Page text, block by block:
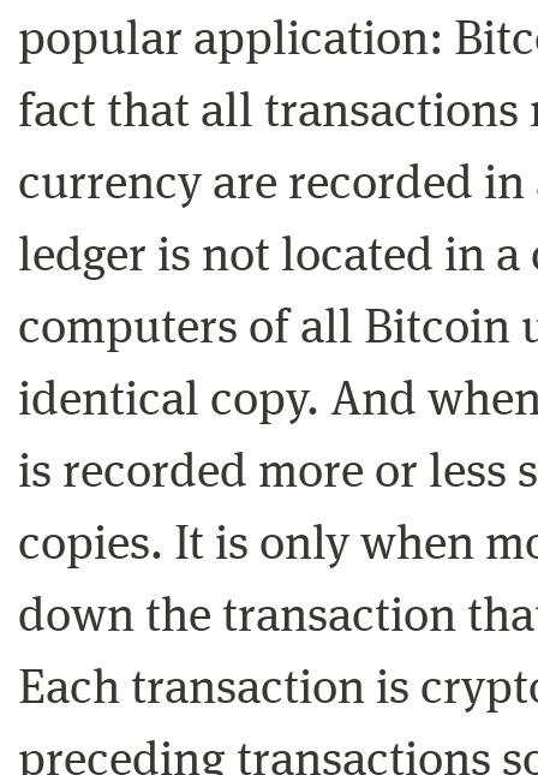
popular application:
fact that all
currency are recorded
ledger is not located in
computers of all Bitcoin
identical copy. And
is recorded more or less
copies. It is only when
down the transaction
Each transaction is
preceding transactions